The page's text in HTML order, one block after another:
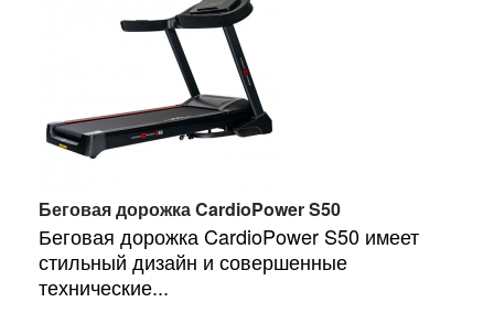
Беговая дорожка CardioPower S50
Беговая дорожка CardioPower S50 имеет
стильный дизайн и совершенные
технические...